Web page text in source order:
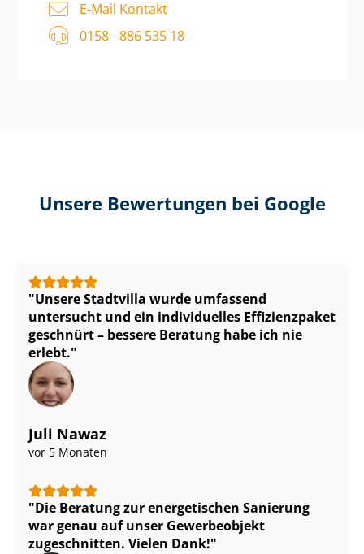
E-Mail Kontakt
0158 - 886 535 18
Unsere Bewertungen bei Google
Unsere Stadtvilla wurde umfassend
untersucht und ein individuelles Effizienzpaket
geschnürt – bessere Beratung habe ich nie
erlebt.
Juli Nawaz
vor 5 Monaten
Die Beratung zur energetischen Sanierung
war genau auf unser Gewerbeobjekt
zugeschnitten. Vielen Dank!